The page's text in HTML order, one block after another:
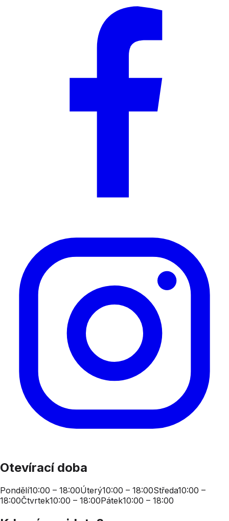
Otevírací doba
Pondělí10:00 – 18:00Úterý10:00 – 18:00Středa10:00 –
18:00Čtvrtek10:00 – 18:00Pátek10:00 – 18:00